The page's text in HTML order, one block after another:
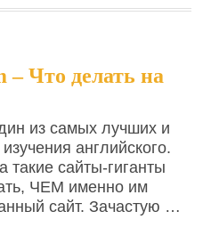
– Что делать на
из самых лучших и
английского.
такие сайты-гиганты
ЧЕМ именно им
сайт. Зачастую …